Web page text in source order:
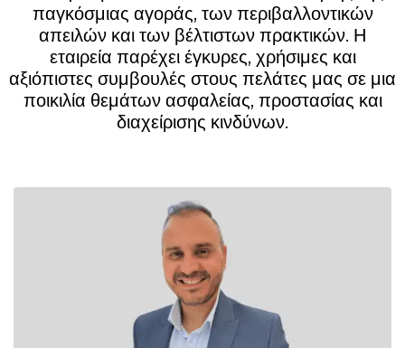
παγκόσμιας αγοράς, των περιβαλλοντικών
απειλών και των βέλτιστων πρακτικών. Η
εταιρεία παρέχει έγκυρες, χρήσιμες και
αξιόπιστες συμβουλές στους πελάτες μας σε μια
ποικιλία θεμάτων ασφαλείας, προστασίας και
διαχείρισης κινδύνων.